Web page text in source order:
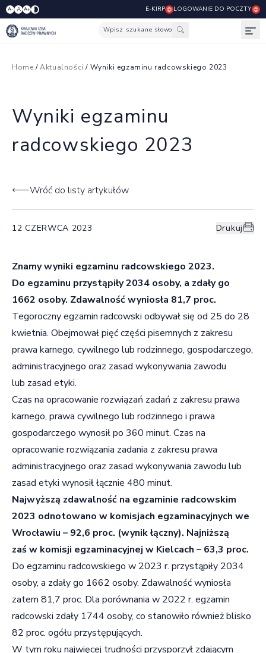
A- A A+ E-KIRP LOGOWANIE DO POCZTY
Wpisz szukane słowo
Home /Aktualności / Wyniki egzaminu radcowskiego 2023
Wyniki egzaminu
radcowskiego 2023
Wróć do listy artykułów
12 CZERWCA 2023 Drukuj
Znamy wyniki egzaminu radcowskiego 2023.
Do egzaminu przystąpiły 2034 osoby, a zdały go
1662 osoby. Zdawalność wyniosła 81,7 proc.
Tegoroczny egzamin radcowski odbywał się od 25 do 28
kwietnia. Obejmował pięć części pisemnych z zakresu
prawa karnego, cywilnego lub rodzinnego, gospodarczego,
administracyjnego oraz zasad wykonywania zawodu
lub zasad etyki.
Czas na opracowanie rozwiązań zadań z zakresu prawa
karnego, prawa cywilnego lub rodzinnego i prawa
gospodarczego wynosił po 360 minut. Czas na
opracowanie rozwiązania zadania z zakresu prawa
administracyjnego oraz zasad wykonywania zawodu lub
zasad etyki wynosił łącznie 480 minut.
Najwyższą zdawalność na egzaminie radcowskim
2023 odnotowano w komisjach egzaminacyjnych we
Wrocławiu – 92,6 proc. (wynik łączny). Najniższą
zaś w komisji egzaminacyjnej w Kielcach – 63,3 proc.
Do egzaminu radcowskiego w 2023 r. przystąpiły 2034
osoby, a zdały go 1662 osoby. Zdawalność wyniosła
zatem 81,7 proc. Dla porównania w 2022 r. egzamin
radcowski zdały 1744 osoby, co stanowiło również blisko
82 proc. ogółu przystępujących.
W tym roku najwięcej trudności przysporzył zdającym